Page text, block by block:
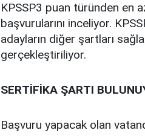
KPSSP3 puan türünden en
başvurularını inceliyor.
adayların diğer şartları
gerçekleştiriliyor.
SERTİFİKA ŞARTI
Başvuru yapacak olan